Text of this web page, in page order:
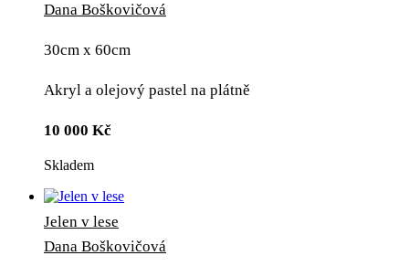
Dana Boškovičová
30cm x 60cm
Akryl a olejový pastel na plátně
10 000 Kč
Skladem
Jelen v lese
Dana Boškovičová